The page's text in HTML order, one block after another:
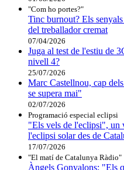
"Com ho portes?"
Tinc burnout? Els
del treballador cremat
07/04/2026
Juga al test de l'estiu de
nivell 4?
25/07/2026
Marc Castellnou, cap
se supera mai"
02/07/2026
Programació especial eclipsi
"Els vels de l'eclipsi", un
l'eclipsi solar des de
17/07/2026
"El matí de Catalunya Ràdio"
Àngels Gonyalons: "Els